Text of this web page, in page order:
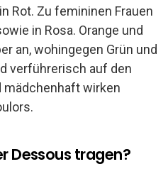
Rot. Zu femininen Frauen
in Rosa. Orange und
an, wohingegen Grün und
verführerisch auf den
mädchenhaft wirken
Dessous tragen?